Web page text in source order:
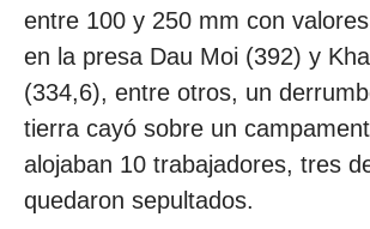
entre 100 y 250 mm con
en la presa Dau Moi (392) y
(334,6), entre otros, un
tierra cayó sobre un
alojaban 10 trabajadores, tres
quedaron sepultados.